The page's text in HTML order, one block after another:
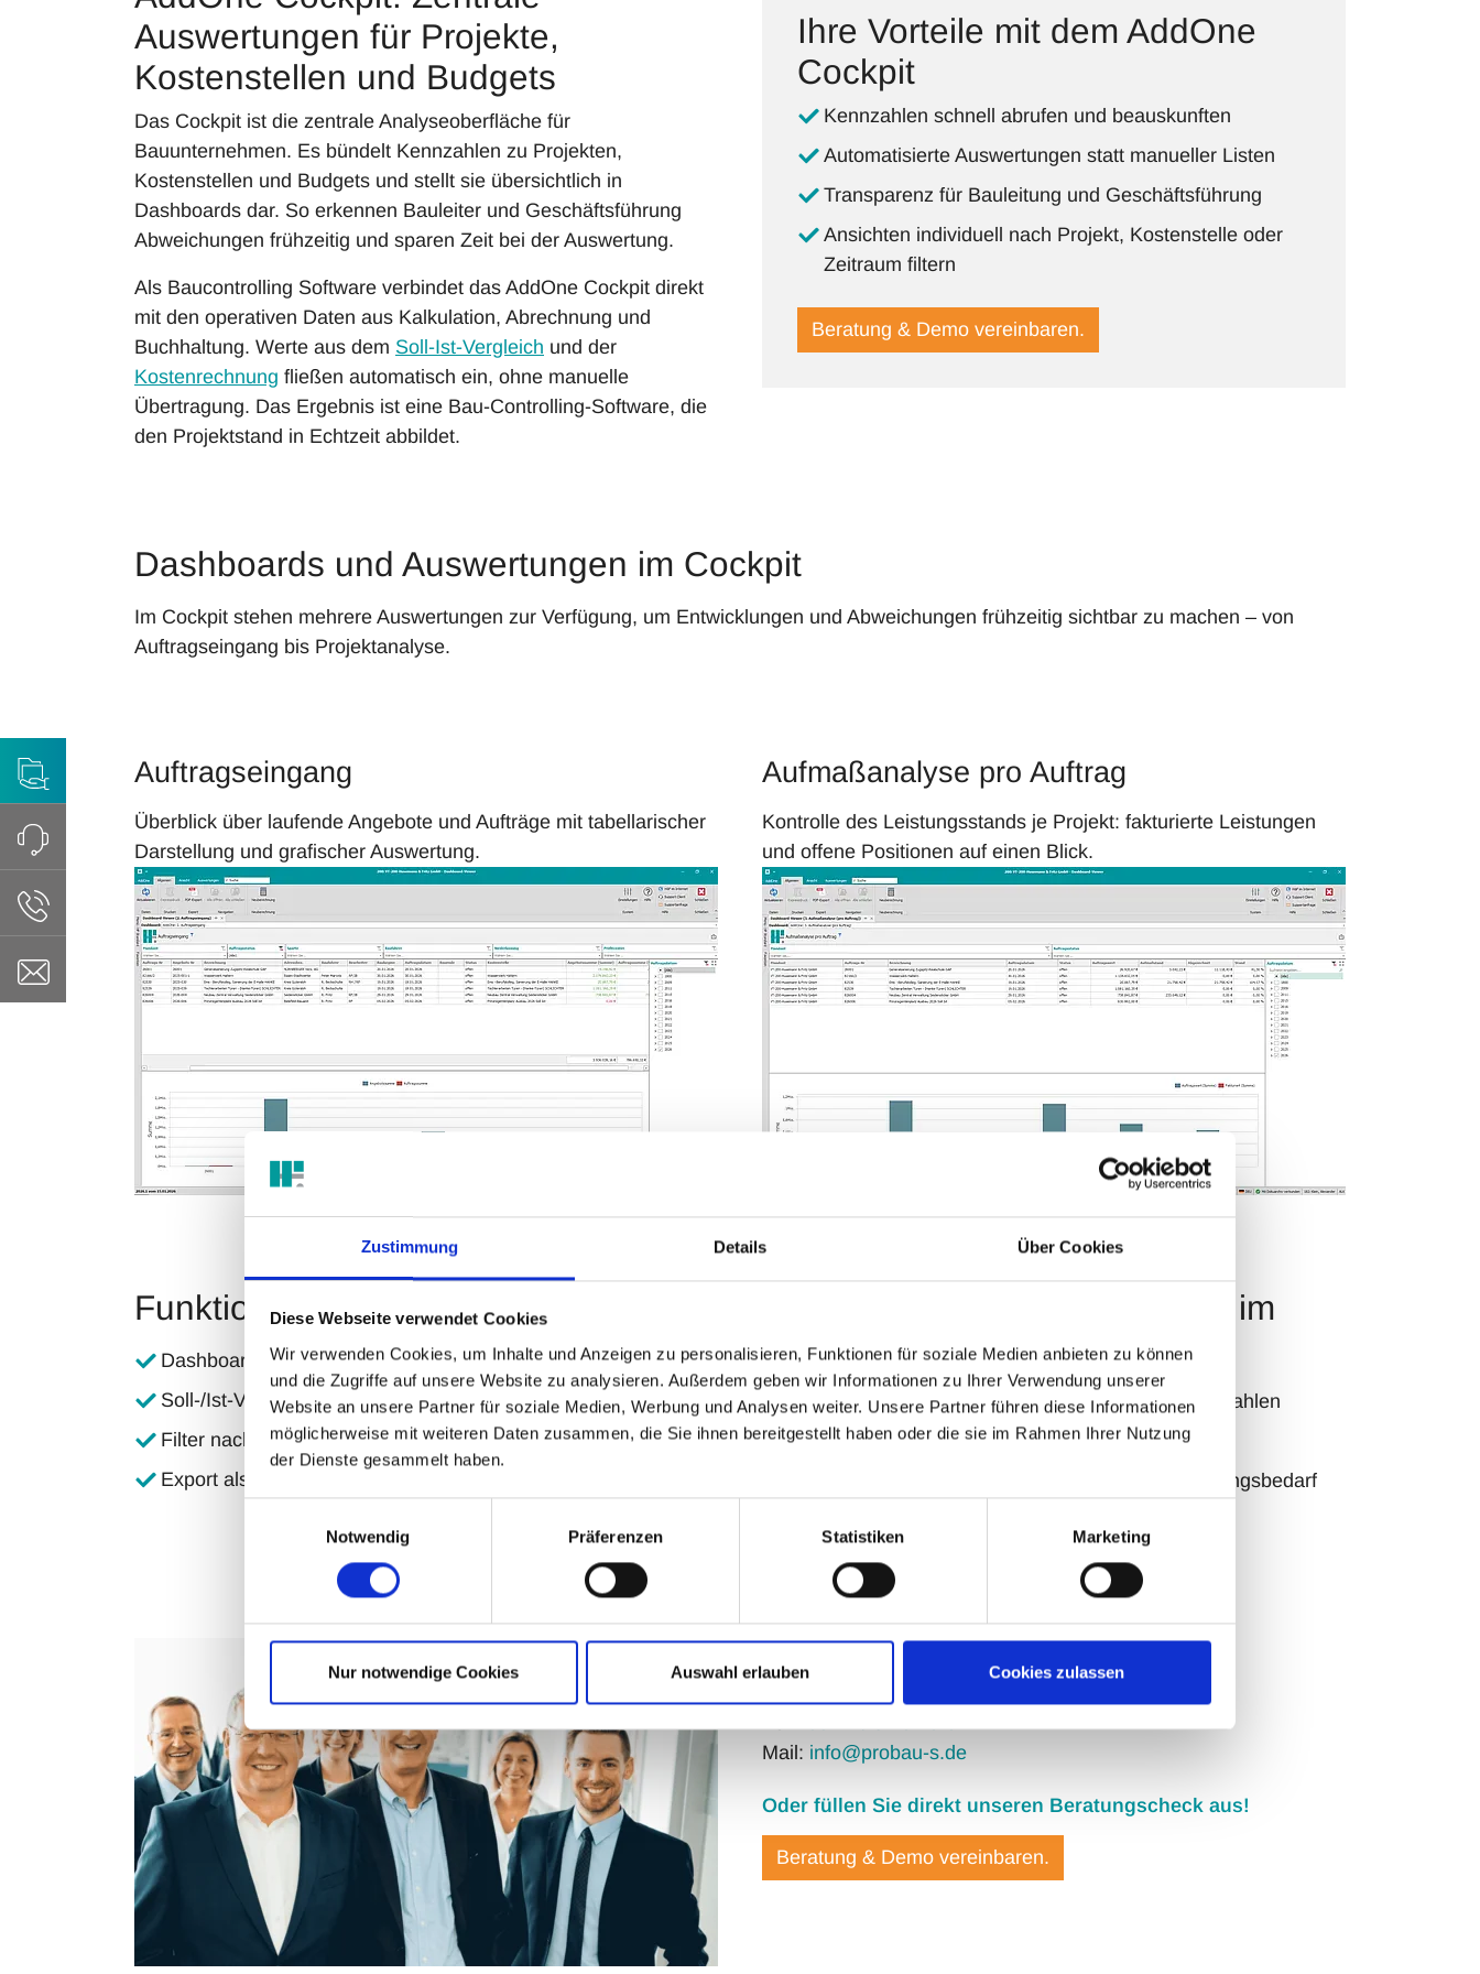
Zustimmung Details Über Cookies
Diese Webseite verwendet Cookies
Wir verwenden Cookies, um Inhalte und Anzeigen zu personalisieren, Funktionen für soziale Medien anbieten zu können
und die Zugriffe auf unsere Website zu analysieren. Außerdem geben wir Informationen zu Ihrer Verwendung unserer
Website an unsere Partner für soziale Medien, Werbung und Analysen weiter. Unsere Partner führen diese Informationen
möglicherweise mit weiteren Daten zusammen, die Sie ihnen bereitgestellt haben oder die sie im Rahmen Ihrer Nutzung
der Dienste gesammelt haben.
Notwendig
Präferenzen Statistiken Marketing
Nur notwendige Cookies Auswahl erlauben Cookies zulassen
Auswertungen für Projekte,
Kostenstellen und Budgets
Das Cockpit ist die zentrale Analyseoberfläche für
Bauunternehmen. Es bündelt Kennzahlen zu Projekten,
Kostenstellen und Budgets und stellt sie übersichtlich in
Dashboards dar. So erkennen Bauleiter und Geschäftsführung
Abweichungen frühzeitig und sparen Zeit bei der Auswertung.
Als Baucontrolling Software verbindet das AddOne Cockpit direkt
mit den operativen Daten aus Kalkulation, Abrechnung und
Buchhaltung. Werte aus dem Soll-Ist-Vergleich und der
Kostenrechnung fließen automatisch ein, ohne manuelle
Übertragung. Das Ergebnis ist eine Bau-Controlling-Software, die
den Projektstand in Echtzeit abbildet.
Ihre Vorteile mit dem AddOne
Cockpit
Kennzahlen schnell abrufen und beauskunften
Automatisierte Auswertungen statt manueller Listen
Transparenz für Bauleitung und Geschäftsführung
Ansichten individuell nach Projekt, Kostenstelle oder
Zeitraum filtern
Beratung & Demo vereinbaren.
Dashboards und Auswertungen im Cockpit
Im Cockpit stehen mehrere Auswertungen zur Verfügung, um Entwicklungen und Abweichungen frühzeitig sichtbar zu machen – von
Auftragseingang bis Projektanalyse.
Show larger version for:
Auftragseingang
Überblick über laufende Angebote und Aufträge mit tabellarischer
Darstellung und grafischer Auswertung.
Show larger version for:
Aufmaßanalyse pro Auftrag
Kontrolle des Leistungsstands je Projekt: fakturierte Leistungen
und offene Positionen auf einen Blick.
Funktionen im Überblick
Dashboard mit Kennzahlen zu Kosten, Erlösen und Budgets
Soll-/Ist-Vergleiche auf Projekt- oder Unternehmensebene
Filter nach Bauleiter, Sparte oder Zeitraum
Export als PDF oder Excel
So nutzen Teams das Cockpit im
Alltag
Cockpit öffnen: Überblick über Projekte und Kennzahlen
Drill-down: in Projekt oder Kostenstelle wechseln
Abweichungen erkennen: Ampellogik zeigt Handlungsbedarf
Sie haben Fragen? Wir sind gerne für Sie da.
Mail: info@probau-s.de
Oder füllen Sie direkt unseren Beratungscheck aus!
Beratung & Demo vereinbaren.